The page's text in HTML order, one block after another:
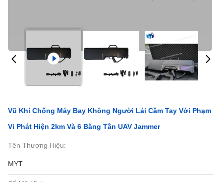
Vũ Khí Chống Máy Bay Không Người Lái Cầm Tay Với Phạm
Vi Phát Hiện 2km Và 6 Băng Tần UAV Jammer
Tên Thương Hiệu:
MYT